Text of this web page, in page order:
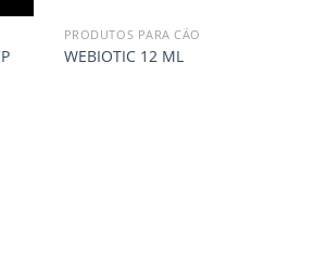
PRODUTOS PARA CÃO
WEBIOTIC 12 ML